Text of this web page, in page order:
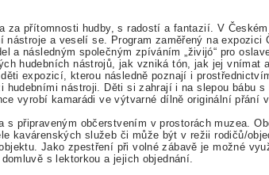
za přítomnosti hudby, s radostí a fantazií. V
nástroje a veselí se. Program zaměřený na expozici
a následným společným zpíváním „živijó“ pro
hudebních nástrojů, jak vzniká tón, jak jej vnímat
děti expozicí, kterou následně poznají i
nástroji. Děti si zahrají i na slepou bábu s
vyrobí kamarádi ve výtvarné dílně originální přání
s připraveným občerstvením v prostorách muzea.
kavárenských služeb či může být v režii rodičů/
Jako zpestření při volné zábavě je možné
s lektorkou a jejich objednání.